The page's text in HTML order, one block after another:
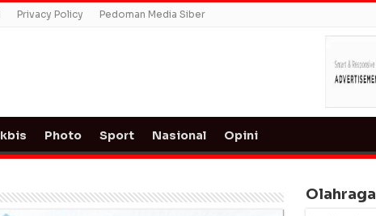
Privacy Policy Pedoman Media Siber
Photo Sport Nasional Opini
Olahraga